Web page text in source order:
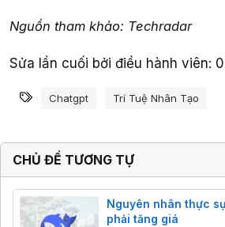
Nguồn tham khảo: Techradar
Sửa lần cuối bởi điều hành viên:
Từ khóa
Chatgpt Trí Tuệ Nhân Tạo
CHỦ ĐỀ TƯƠNG TỰ
Nguyên nhân thực
phải tăng giá